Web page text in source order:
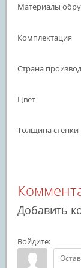
Материалы
Комплектация
Страна
Цвет
Толщина стенки
Добавить
Войдите: